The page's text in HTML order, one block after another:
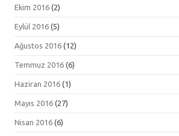
Ekim 2016 (2)
Eylül 2016 (5)
Ağustos 2016 (12)
Temmuz 2016 (6)
Haziran 2016 (1)
Mayıs 2016 (27)
Nisan 2016 (6)